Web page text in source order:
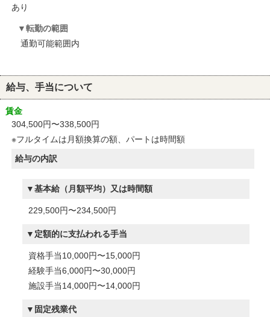
あり
転勤の範囲
通勤可能範囲内
給与、手当について
賃金
304,500円〜338,500円
※フルタイムは月額換算の額、パートは時間額
給与の内訳
基本給（月額平均）又は時間額
229,500円〜234,500円
定額的に支払われる手当
資格手当10,000円〜15,000円
経験手当6,000円〜30,000円
施設手当14,000円〜14,000円
固定残業代